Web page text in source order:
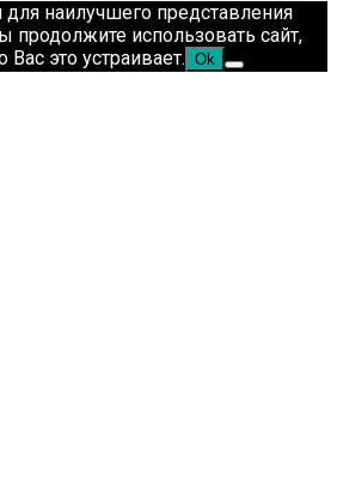
наилучшего представления
продолжите использовать сайт,
это устраивает. Ok